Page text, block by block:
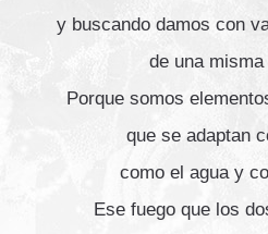
y buscando damos con
de una
Porque somos
que se adaptan
como el agua y
Ese fuego que los